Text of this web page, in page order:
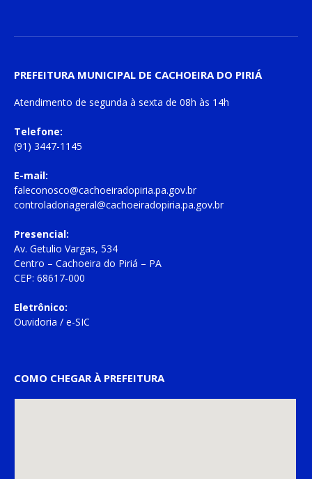
PREFEITURA MUNICIPAL DE CACHOEIRA DO PIRIÁ
Atendimento de segunda à sexta de 08h às 14h
Telefone:
(91) 3447-1145
E-mail:
faleconosco@cachoeiradopiria.pa.gov.br
controladoriageral@cachoeiradopiria.pa.gov.br
Presencial:
Av. Getulio Vargas, 534
Centro – Cachoeira do Piriá – PA
CEP: 68617-000
Eletrônico:
Ouvidoria / e-SIC
COMO CHEGAR À PREFEITURA